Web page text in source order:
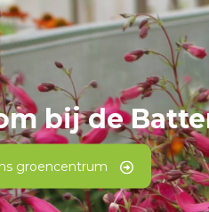
bij de
groencentrum